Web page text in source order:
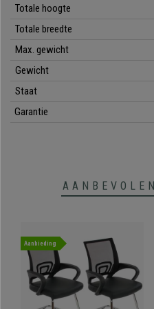
In hoogte verstelbare zitting
•Comfortabele en dikke vulling
• Robuust metalen onderstel
Exclusief ontwerp
Totale hoogte
Totale breedte
Max. gewicht
Gewicht
Staat
Garantie
AANBEVOLEN
Aanbieding